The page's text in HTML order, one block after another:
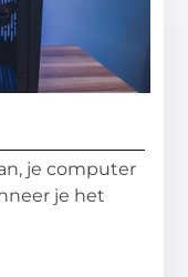
je computer
je het